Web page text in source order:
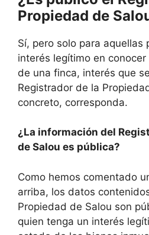
Propiedad de
Sí, pero solo para aquellas
interés legítimo en
de una finca, interés que
Registrador de la
concreto, corresponda.
¿La información del
de Salou es pública?
Como hemos comentado
arriba, los datos
Propiedad de Salou son
quien tenga un interés